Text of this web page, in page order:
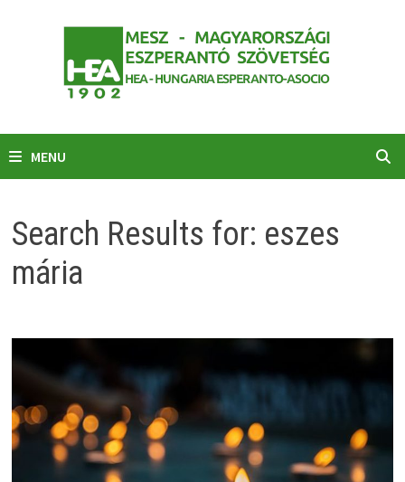
MENU
Search Results for: eszes
mária